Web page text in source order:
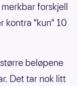
forskjell
kontra "kun" 10
beløpene
Det tar nok litt